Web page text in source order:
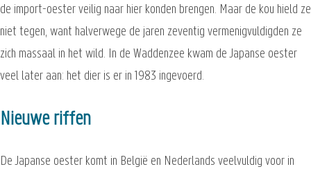
de import-oester veilig naar hier konden brengen. Maar de kou hield ze
niet tegen, want halverwege de jaren zeventig vermenigvuldigden ze
zich massaal in het wild. In de Waddenzee kwam de Japanse oester
veel later aan: het dier is er in 1983 ingevoerd.
Nieuwe riffen
De Japanse oester komt in België en Nederlands veelvuldig voor in